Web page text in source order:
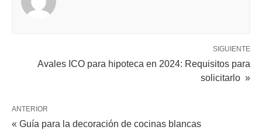
SIGUIENTE
Avales ICO para hipoteca en 2024: Requisitos para
solicitarlo »
ANTERIOR
« Guía para la decoración de cocinas blancas